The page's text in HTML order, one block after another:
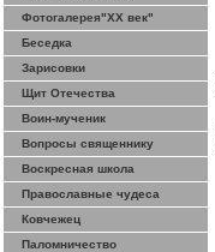
Фотогалерея"ХХ век"
Беседка
Зарисовки
Щит Отечества
Воин-мученик
Вопросы священнику
Воскресная школа
Православные чудеса
Ковчежец
Паломничество